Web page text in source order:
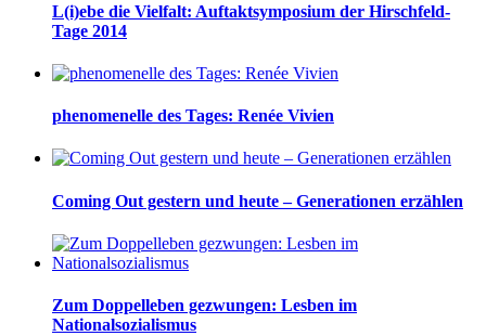
L(i)ebe die Vielfalt: Auftaktsymposium der Hirschfeld-
Tage 2014
phenomenelle des Tages: Renée Vivien
Coming Out gestern und heute – Generationen erzählen
Zum Doppelleben gezwungen: Lesben im
Nationalsozialismus